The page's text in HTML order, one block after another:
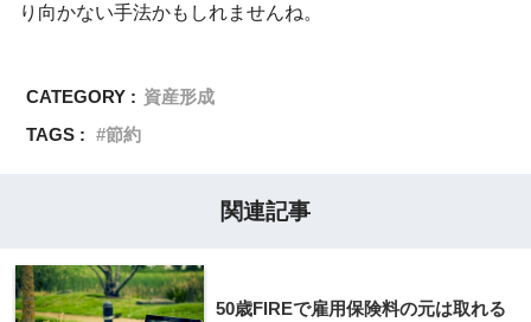
り向かない手法かもしれませんね。
CATEGORY : 資産形成
TAGS :
節約
関連記事
50歳FIREで雇用保険料の元は取れる